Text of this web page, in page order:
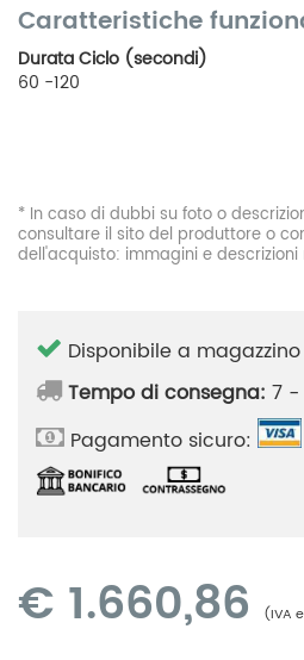
Caratteristiche
Durata Ciclo (secondi)
60 -120
* In caso di dubbi su foto o
consultare il sito del produttore o
dell'acquisto: immagini e
Disponibile a magazzino
Tempo di consegna: 7 -
Pagamento sicuro:
€ 1.660,86 (IVA